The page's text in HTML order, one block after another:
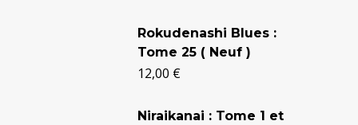
Rokudenashi Blues :
Tome 25 ( Neuf )
12,00 €
Niraikanai : Tome 1 et